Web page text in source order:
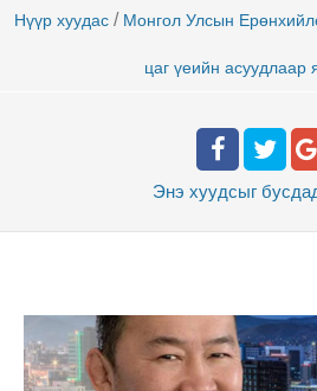
Нүүр хуудас / Монгол Улсын
цаг үеийн асуудлаар
Энэ хуудсыг